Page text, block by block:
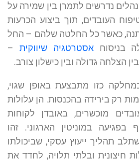
נדרשים לתמרן בין שמירה על
העובדים, תוך ביצוע הכרעות
כאשר כל החלטה שלהם – החל
בניסוחאסטרטגיה שיווקית –
הצלחה גדולה ובין כישלון צורב.
כזו מתבצעת באופן שגוי,
רק בירידה בהכנסות. הן עלולות
מוכשרים, באובדן לקוחות
במוניטין הארגוני. זהו
תהליך ייעוץ עסקי, שביכולתו
חיצונית ובלתי תלויה, לחדד את